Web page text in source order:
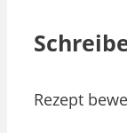
Rezept